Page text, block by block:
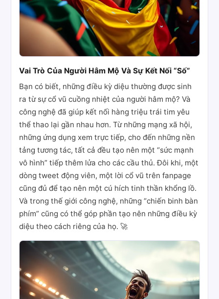
Vai Trò Của Người Hâm Mộ Và Sự Kết Nối “Số”
Bạn có biết, những điều kỳ diệu thường được sinh
ra từ sự cổ vũ cuồng nhiệt của người hâm mộ? Và
công nghệ đã giúp kết nối hàng triệu trái tim yêu
thể thao lại gần nhau hơn. Từ những mạng xã hội,
những ứng dụng xem trực tiếp, cho đến những nền
tảng tương tác, tất cả đều tạo nên một “sức mạnh
vô hình” tiếp thêm lửa cho các cầu thủ. Đôi khi, một
dòng tweet động viên, một lời cổ vũ trên fanpage
cũng đủ để tạo nên một cú hích tinh thần khổng lồ.
Và trong thế giới công nghệ, những “chiến binh bàn
phím” cũng có thể góp phần tạo nên những điều kỳ
diệu theo cách riêng của họ. 🚀